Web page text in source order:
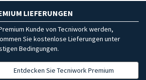
LIEFERUNGEN
Kunde von Tecniwork werden,
Sie kostenlose Lieferungen unter
Bedingungen.
Entdecken Sie Tecniwork Premium